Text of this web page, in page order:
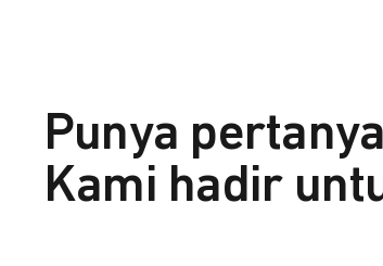
Punya
Kami hadir